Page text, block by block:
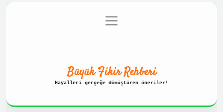
Gizlilik Politikası
menüyü
aç
Büyük Fikir Rehberi
Hayalleri gerçeğe dönüştüren öneriler!